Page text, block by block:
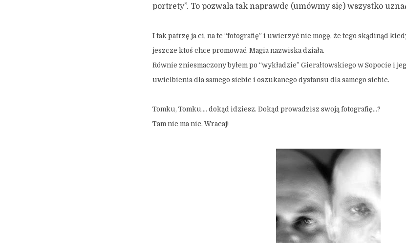
portrety”. To pozwala tak naprawdę (umówmy się) wszystko
I tak patrzę ja ci, na te “fotografię” i uwierzyć nie mogę, że tego skądinąd
jeszcze ktoś chce promować. Magia nazwiska działa.
Równie zniesmaczony byłem po “wykładzie” Gierałtowskiego w Sopocie i
uwielbienia dla samego siebie i oszukanego dystansu dla samego siebie.
Tomku, Tomku…. dokąd idziesz. Dokąd prowadzisz swoją fotografię…?
Tam nie ma nic. Wracaj!